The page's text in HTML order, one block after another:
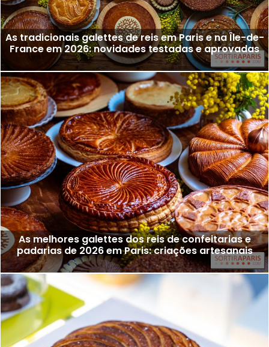
As tradicionais galettes de reis em Paris e na Île-de-
France em 2026: novidades testadas e aprovadas
As melhores galettes dos reis de confeitarias e
padarias de 2026 em Paris: criações artesanais